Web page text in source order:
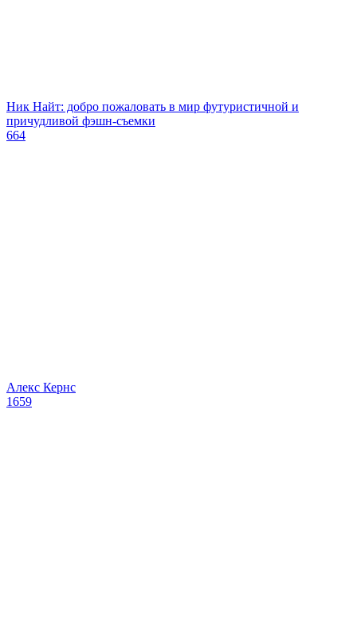
Ник Найт: добро пожаловать в мир футуристичной и
причудливой фэшн-съемки
664
Алекс Кернс
1659